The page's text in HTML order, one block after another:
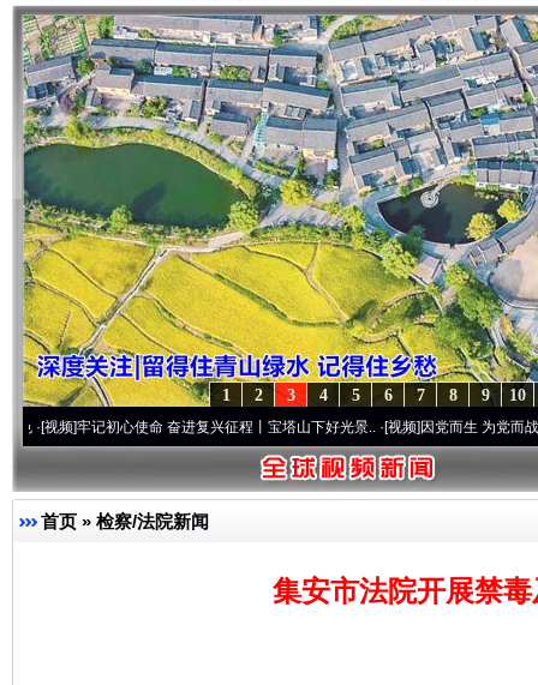
10
9
8
7
6
5
4
3
2
1
记初心使命 奋进复兴征程丨宝塔山下好光景..·[视频]因党而生 为党而战——百年“
首页 » 检察/法院新闻
集安市法院开展禁